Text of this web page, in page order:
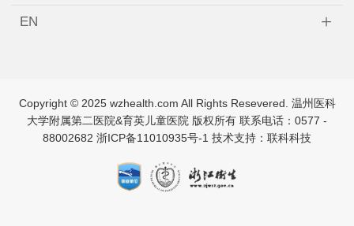
↑
TOP
EN +
Copyright © 2025 wzhealth.com All Rights Resevered. 温州医科
大学附属第二医院&育英儿童医院 版权所有 联系电话：0577 -
88002682 浙ICP备11010935号-1 技术支持：联科科技